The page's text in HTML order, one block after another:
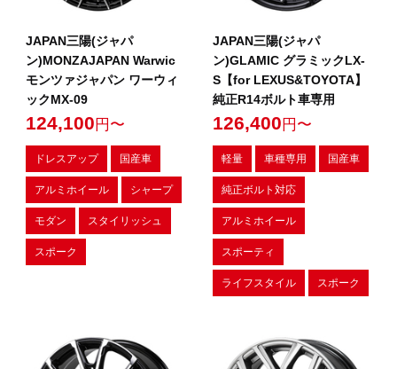
JAPAN三陽(ジャパ
ン)MONZAJAPAN Warwic
モンツァジャパン ワーウィ
ックMX-09
124,100 円〜
ドレスアップ 国産車
アルミホイール シャープ
モダン スタイリッシュ
スポーク
JAPAN三陽(ジャパ
ン)GLAMIC グラミックLX-
S【for LEXUS&TOYOTA】
純正R14ボルト車専用
126,400 円〜
軽量 車種専用 国産車
純正ボルト対応
アルミホイール
スポーティ
ライフスタイル スポーク